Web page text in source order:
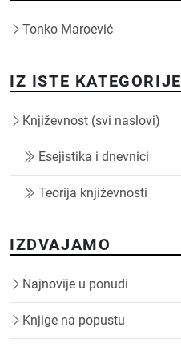
Tonko Maroević
IZ ISTE KATEGORIJE
Književnost (svi naslovi)
Esejistika i dnevnici
Teorija književnosti
IZDVAJAMO
Najnovije u ponudi
Knjige na popustu